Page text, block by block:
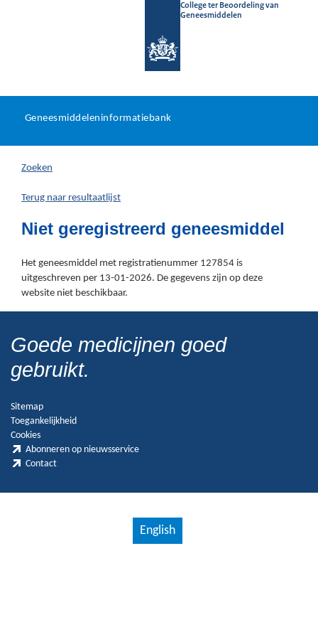
College ter Beoordeling van
Geneesmiddelen
U
hier:
Geneesmiddeleninformatiebank
Zoeken
Terug naar resultaatlijst
Niet geregistreerd geneesmiddel
Het geneesmiddel met registratienummer 127854 is
uitgeschreven per 13-01-2026. De gegevens zijn op deze
website niet beschikbaar.
Goede medicijnen goed
gebruikt.
Sitemap
Toegankelijkheid
Cookies
Abonneren op nieuwsservice
Contact
English